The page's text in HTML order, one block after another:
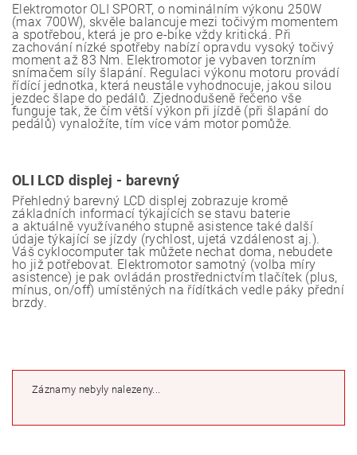
Elektromotor OLI SPORT, o nominálním výkonu 250W
(max 700W), skvěle balancuje mezi točivým momentem
a spotřebou, která je pro e-bike vždy kritická. Při
zachování nízké spotřeby nabízí opravdu vysoký točivý
moment až 83 Nm. Elektromotor je vybaven torzním
snímačem síly šlapání. Regulaci výkonu motoru provádí
řídící jednotka, která neustále vyhodnocuje, jakou silou
jezdec šlape do pedálů. Zjednodušeně řečeno vše
funguje tak, že čím větší výkon při jízdě (při šlapání do
pedálů) vynaložíte, tím více vám motor pomůže.
OLI LCD displej - barevný
Přehledný barevný LCD displej zobrazuje kromě
základních informací týkajících se stavu baterie
a aktuálně využívaného stupně asistence také další
údaje týkající se jízdy (rychlost, ujetá vzdálenost aj.).
Váš cyklocomputer tak můžete nechat doma, nebudete
ho již potřebovat. Elektromotor samotný (volba míry
asistence) je pak ovládán prostřednictvím tlačítek (plus,
mínus, on/off) umístěných na řídítkách vedle páky přední
brzdy.
Záznamy nebyly nalezeny...